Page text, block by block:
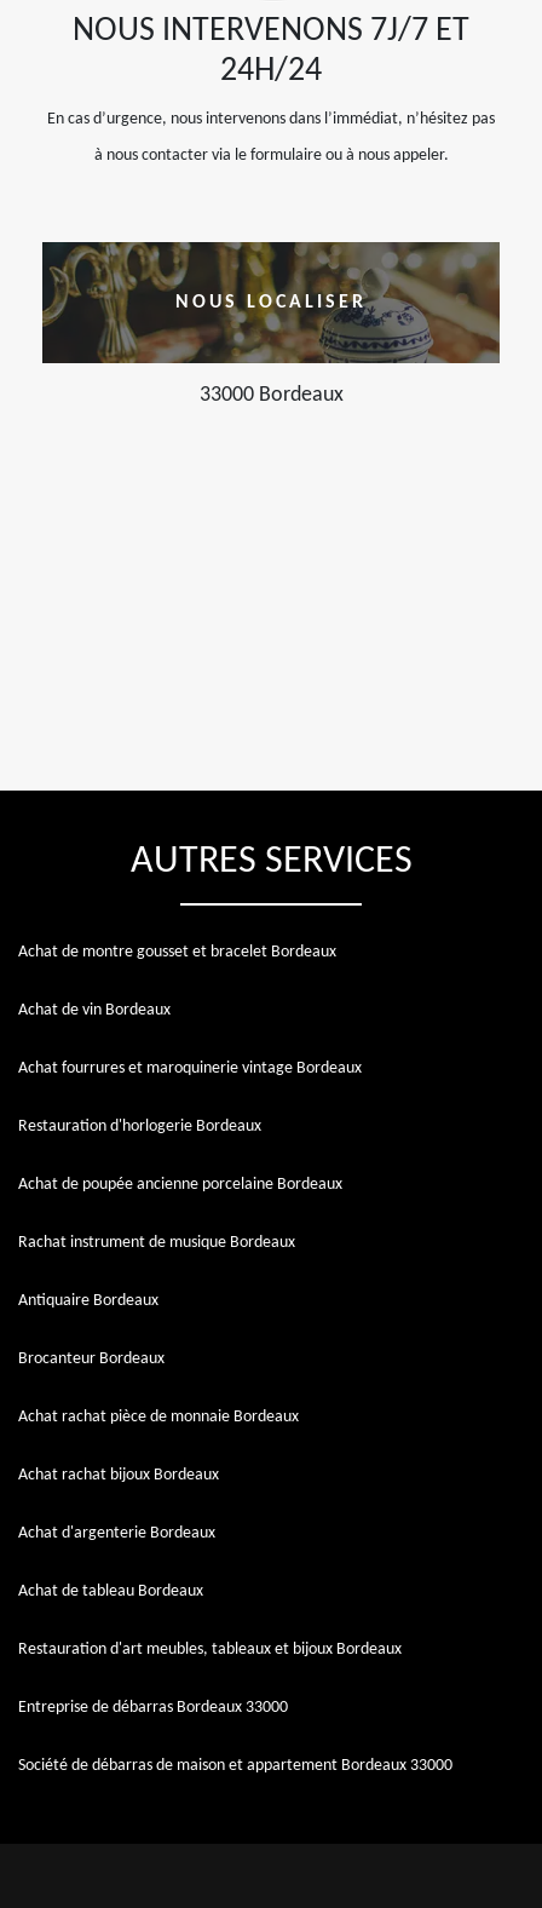
NOUS INTERVENONS 7J/7 ET
24H/24
En cas d’urgence, nous intervenons dans l’immédiat, n’hésitez pas
à nous contacter via le formulaire ou à nous appeler.
NOUS LOCALISER
33000 Bordeaux
AUTRES SERVICES
Achat de montre gousset et bracelet Bordeaux
Achat de vin Bordeaux
Achat fourrures et maroquinerie vintage Bordeaux
Restauration d'horlogerie Bordeaux
Achat de poupée ancienne porcelaine Bordeaux
Rachat instrument de musique Bordeaux
Antiquaire Bordeaux
Brocanteur Bordeaux
Achat rachat pièce de monnaie Bordeaux
Achat rachat bijoux Bordeaux
Achat d'argenterie Bordeaux
Achat de tableau Bordeaux
Restauration d'art meubles, tableaux et bijoux Bordeaux
Entreprise de débarras Bordeaux 33000
Société de débarras de maison et appartement Bordeaux 33000